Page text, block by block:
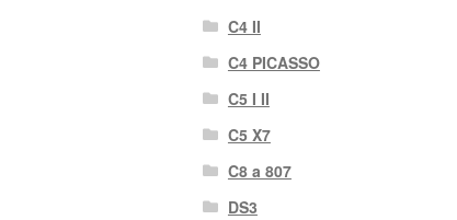
C4 II
C4 PICASSO
C5 I II
C5 X7
C8 a 807
DS3